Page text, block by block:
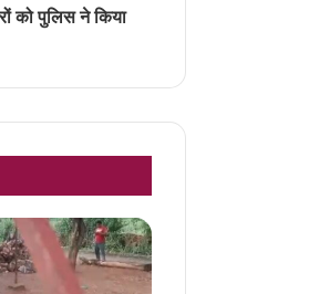
को पुलिस ने किया